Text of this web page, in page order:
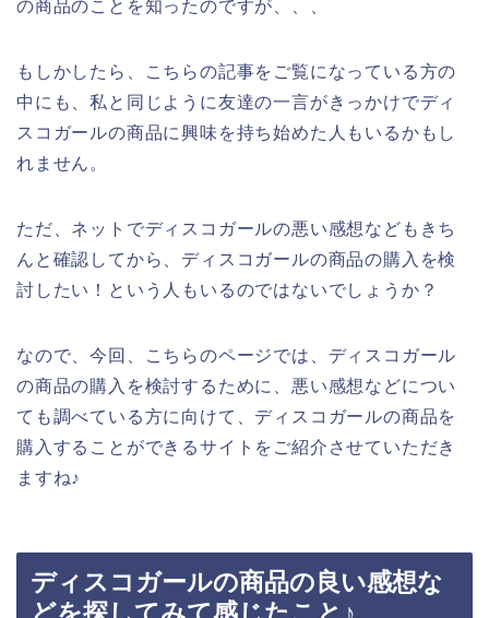
の商品のことを知ったのですが、、、
もしかしたら、こちらの記事をご覧になっている方の
中にも、私と同じように友達の一言がきっかけでディ
スコガールの商品に興味を持ち始めた人もいるかもし
れません。
ただ、ネットでディスコガールの悪い感想などもきち
んと確認してから、ディスコガールの商品の購入を検
討したい！という人もいるのではないでしょうか？
なので、今回、こちらのページでは、ディスコガール
の商品の購入を検討するために、悪い感想などについ
ても調べている方に向けて、ディスコガールの商品を
購入することができるサイトをご紹介させていただき
ますね♪
ディスコガールの商品の良い感想な